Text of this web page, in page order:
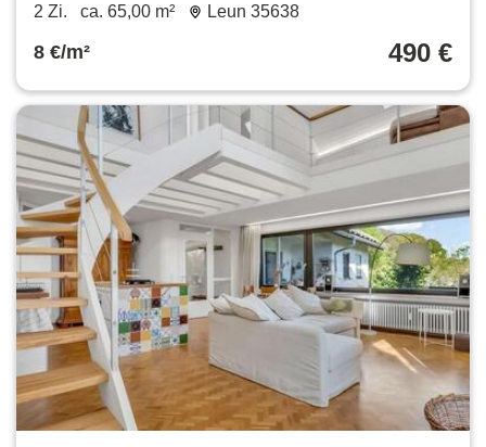
2 Zi. ca. 65,00 m² Leun 35638
8 €/m² 490 €